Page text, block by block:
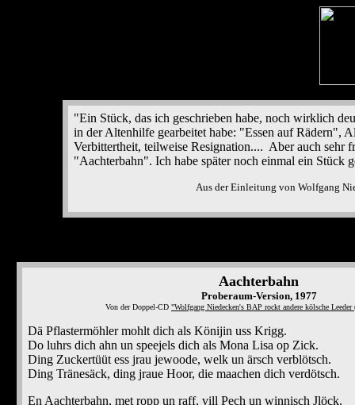
"Ein Stück, das ich geschrieben habe, noch wirklich
in der Altenhilfe gearbeitet habe: "Essen auf Rädern",
Verbittertheit, teilweise Resignation.... Aber auch sehr
"Aachterbahn". Ich habe später noch einmal ein
Aus der Einleitung von Wolfgang
Aachterbahn
Proberaum-Version, 1977
Von der Doppel-CD "Wolfgang Niedecken's BAP rockt andere kölsche Leeder
Dä Pflastermöhler mohlt dich als Könijin uss Krigg.
Do luhrs dich ahn un speejels dich als Mona Lisa op Zick.
Ding Zuckertüüt ess jrau jewoode, welk un ärsch verblötsch.
Ding Tränesäck, ding jraue Hoor, die maachen dich verdötsch.
En Aachterbahn, met ropp un raff, vill Pech un winnisch Jlöck.